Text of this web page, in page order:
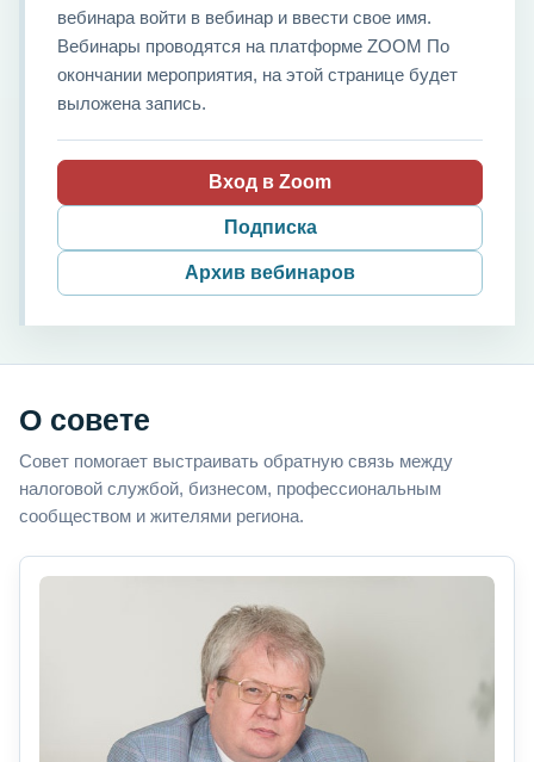
вебинара войти в вебинар и ввести свое имя.
Вебинары проводятся на платформе ZOOM По
окончании мероприятия, на этой странице будет
выложена запись.
Вход в Zoom
Подписка
Архив вебинаров
О совете
Совет помогает выстраивать обратную связь между
налоговой службой, бизнесом, профессиональным
сообществом и жителями региона.